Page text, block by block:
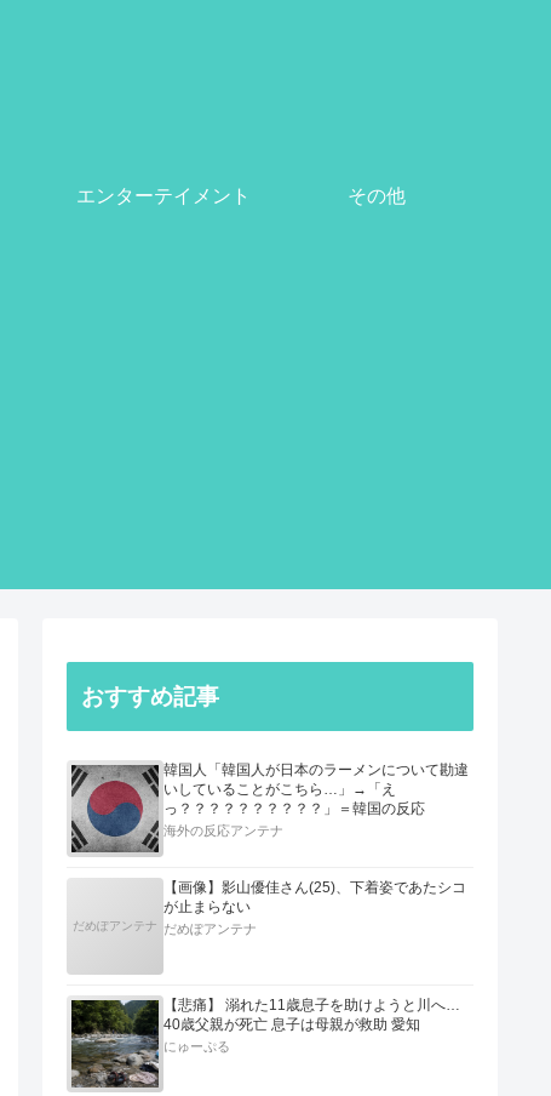
エンターテイメント その他
おすすめ記事
韓国人「韓国人が日本のラーメンについて勘違
いしていることがこちら…」→「え
っ？？？？？？？？？？」＝韓国の反応
海外の反応アンテナ
だめぽアンテナ
【画像】影山優佳さん(25)、下着姿であたシコ
が止まらない
だめぽアンテナ
【悲痛】 溺れた11歳息子を助けようと川へ…
40歳父親が死亡 息子は母親が救助 愛知
にゅーぷる